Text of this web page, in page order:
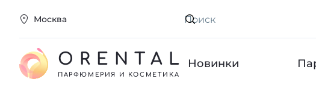
Москва Искать
ORENTAL
ПАРФЮМЕРИЯ И КОСМЕТИКА
Новинки